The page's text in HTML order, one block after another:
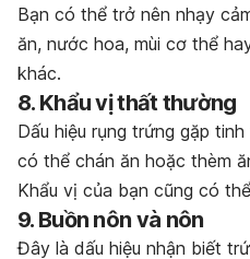
Bạn có thể trở nên nhạy
ăn, nước hoa, mùi cơ thể
khác.
8. Khẩu vị thất thường
Dấu hiệu rụng trứng gặp
có thể chán ăn hoặc thèm
Khẩu vị của bạn cũng có
9. Buồn nôn và nôn
Đây là dấu hiệu nhận biết